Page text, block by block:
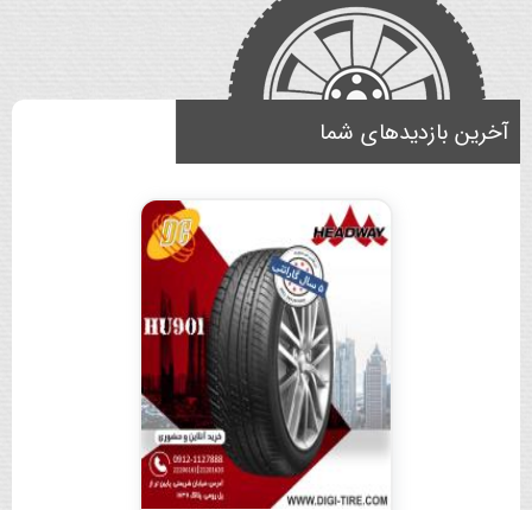
آخرین بازدیدهای شما